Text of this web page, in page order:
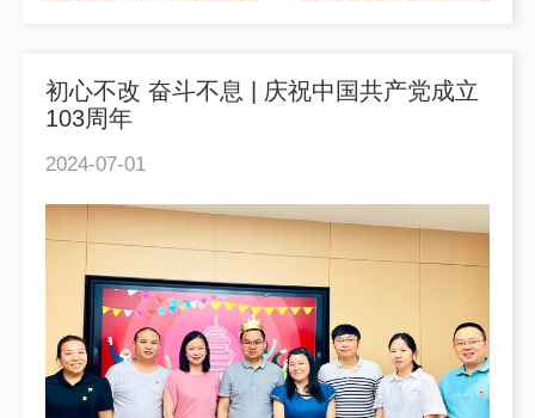
初心不改 奋斗不息 | 庆祝中国共产党成立
103周年
2024-07-01